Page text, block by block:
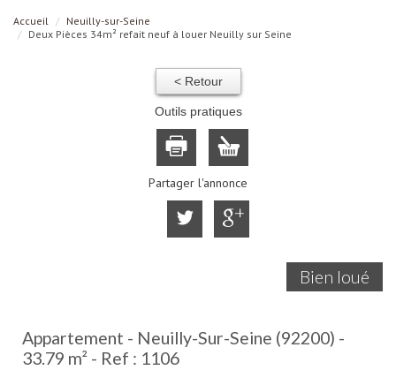
Accueil
Neuilly-sur-Seine
Deux Pièces 34m² refait neuf à louer Neuilly sur Seine
< Retour
Outils pratiques
Partager l'annonce
Bien loué
Appartement - Neuilly-Sur-Seine (92200) -
33.79 m² - Ref : 1106